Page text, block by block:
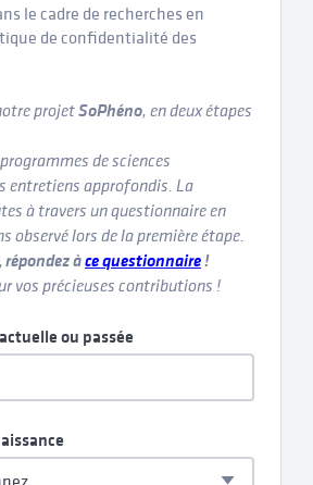
le cadre de recherches en
de confidentialité des
projetSoPhéno, en deux étapes
de sciences
entretiens approfondis. La
à travers un questionnaire en
observé lors de la première étape.
répondez àce questionnaire!
vos précieuses contributions !
ou passée